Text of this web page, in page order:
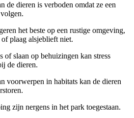
de dieren is verboden omdat ze een
het beste op een rustige omgeving,
plaag alsjeblieft niet.
of slaan op behuizingen kan stress
de dieren.
voorwerpen in habitats kan de dieren
zijn nergens in het park toegestaan.